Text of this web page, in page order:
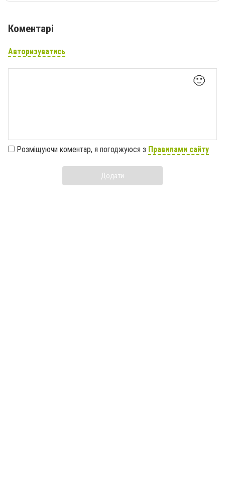
Коментарі
Авторизуватись
🙂
Розміщуючи коментар, я погоджуюся з Правилами сайту
Додати